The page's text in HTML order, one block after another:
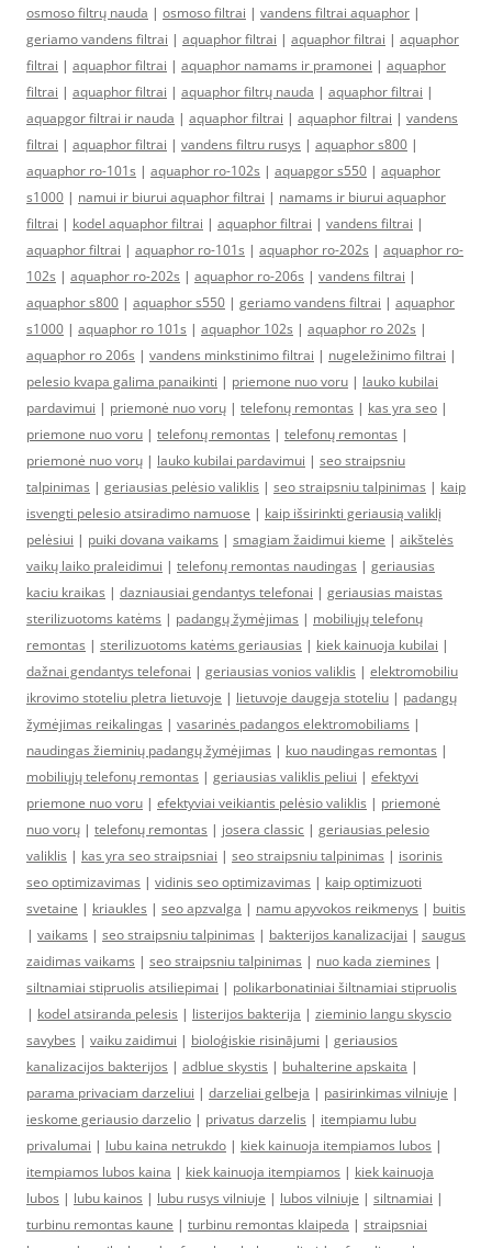
osmoso filtrų nauda | osmoso filtrai | vandens filtrai aquaphor |
geriamo vandens filtrai | aquaphor filtrai | aquaphor filtrai | aquaphor
filtrai | aquaphor filtrai | aquaphor namams ir pramonei | aquaphor
filtrai | aquaphor filtrai | aquaphor filtrų nauda | aquaphor filtrai |
aquapgor filtrai ir nauda | aquaphor filtrai | aquaphor filtrai | vandens
filtrai | aquaphor filtrai | vandens filtru rusys | aquaphor s800 |
aquaphor ro-101s | aquaphor ro-102s | aquapgor s550 | aquaphor
s1000 | namui ir biurui aquaphor filtrai | namams ir biurui aquaphor
filtrai | kodel aquaphor filtrai | aquaphor filtrai | vandens filtrai |
aquaphor filtrai | aquaphor ro-101s | aquaphor ro-202s | aquaphor ro-
102s | aquaphor ro-202s | aquaphor ro-206s | vandens filtrai |
aquaphor s800 | aquaphor s550 | geriamo vandens filtrai | aquaphor
s1000 | aquaphor ro 101s | aquaphor 102s | aquaphor ro 202s |
aquaphor ro 206s | vandens minkstinimo filtrai | nugeležinimo filtrai |
pelesio kvapa galima panaikinti | priemone nuo voru | lauko kubilai
pardavimui | priemonė nuo vorų | telefonų remontas | kas yra seo |
priemone nuo voru | telefonų remontas | telefonų remontas |
priemonė nuo vorų | lauko kubilai pardavimui | seo straipsniu
talpinimas | geriausias pelėsio valiklis | seo straipsniu talpinimas | kaip
isvengti pelesio atsiradimo namuose | kaip išsirinkti geriausią valiklį
pelėsiui | puiki dovana vaikams | smagiam žaidimui kieme | aikštelės
vaikų laiko praleidimui | telefonų remontas naudingas | geriausias
kaciu kraikas | dazniausiai gendantys telefonai | geriausias maistas
sterilizuotoms katėms | padangų žymėjimas | mobiliųjų telefonų
remontas | sterilizuotoms katėms geriausias | kiek kainuoja kubilai |
dažnai gendantys telefonai | geriausias vonios valiklis | elektromobiliu
ikrovimo stoteliu pletra lietuvoje | lietuvoje daugeja stoteliu | padangų
žymėjimas reikalingas | vasarinės padangos elektromobiliams |
naudingas žieminių padangų žymėjimas | kuo naudingas remontas |
mobiliųjų telefonų remontas | geriausias valiklis peliui | efektyvi
priemone nuo voru | efektyviai veikiantis pelėsio valiklis | priemonė
nuo vorų | telefonų remontas | josera classic | geriausias pelesio
valiklis | kas yra seo straipsniai | seo straipsniu talpinimas | isorinis
seo optimizavimas | vidinis seo optimizavimas | kaip optimizuoti
svetaine | kriaukles | seo apzvalga | namu apyvokos reikmenys | buitis
| vaikams | seo straipsniu talpinimas | bakterijos kanalizacijai | saugus
zaidimas vaikams | seo straipsniu talpinimas | nuo kada ziemines |
siltnamiai stipruolis atsiliepimai | polikarbonatiniai šiltnamiai stipruolis
| kodel atsiranda pelesis | listerijos bakterija | zieminio langu skyscio
savybes | vaiku zaidimui | bioloģiskie risinājumi | geriausios
kanalizacijos bakterijos | adblue skystis | buhalterine apskaita |
parama privaciam darzeliui | darzeliai gelbeja | pasirinkimas vilniuje |
ieskome geriausio darzelio | privatus darzelis | itempiamu lubu
privalumai | lubu kaina netrukdo | kiek kainuoja itempiamos lubos |
itempiamos lubos kaina | kiek kainuoja itempiamos | kiek kainuoja
lubos | lubu kainos | lubu rusys vilniuje | lubos vilniuje | siltnamiai |
turbinu remontas kaune | turbinu remontas klaipeda | straipsniai